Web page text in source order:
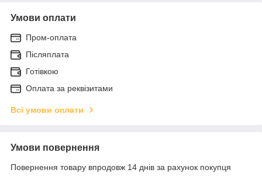
Умови оплати
Пром-оплата
Післяплата
Готівкою
Оплата за реквізитами
Всі умови оплати
Умови повернення
Повернення товару впродовж 14 днів за рахунок покупця